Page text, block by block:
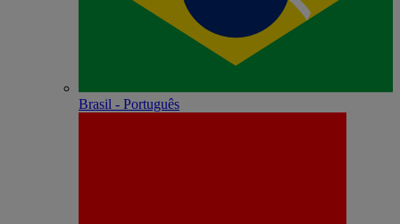
Brasil - Português